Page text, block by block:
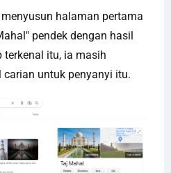
halaman pertama
pendek dengan hasil
itu, ia masih
untuk penyanyi itu.